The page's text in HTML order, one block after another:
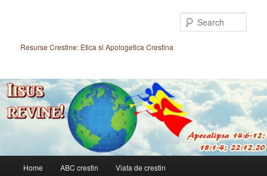
content
contentResurse Crestine: Etica si Apologetica Crestina
Home ABC crestin Viata de crestin